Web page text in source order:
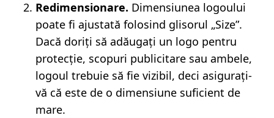
Redimensionare. Dimensiunea logoului
poate fi ajustată folosind glisorul „Size”.
Dacă doriți să adăugați un logo pentru
protecție, scopuri publicitare sau ambele,
logoul trebuie să fie vizibil, deci asigurați-
vă că este de o dimensiune suficient de
mare.